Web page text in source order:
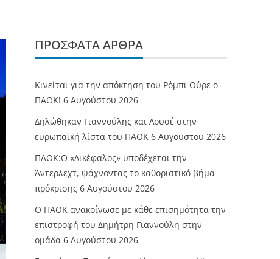
ΠΡΌΣΦΑΤΑ ΆΡΘΡΑ
Κινείται για την απόκτηση του Ρόμπι Ούρε ο
ΠΑΟΚ! 6 Αυγούστου 2026
Δηλώθηκαν Γιαννούλης και Λουσέ στην
ευρωπαϊκή λίστα του ΠΑΟΚ 6 Αυγούστου 2026
ΠΑΟΚ:Ο «Δικέφαλος» υποδέχεται την
Άντερλεχτ, ψάχνοντας το καθοριστικό βήμα
πρόκρισης 6 Αυγούστου 2026
Ο ΠΑΟΚ ανακοίνωσε με κάθε επισημότητα την
επιστροφή του Δημήτρη Γιαννούλη στην
ομάδα 6 Αυγούστου 2026